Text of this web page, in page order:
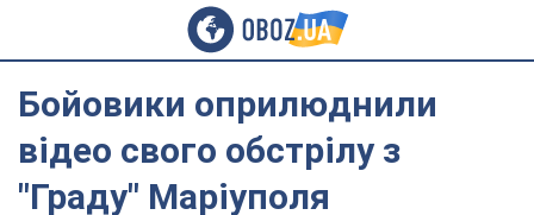
Бойовики оприлюднили
відео свого обстрілу з
"Граду" Маріуполя